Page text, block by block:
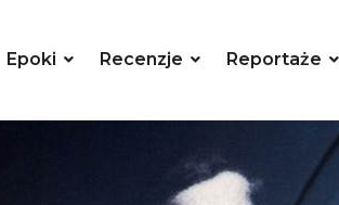
Epoki Recenzje Reportaże